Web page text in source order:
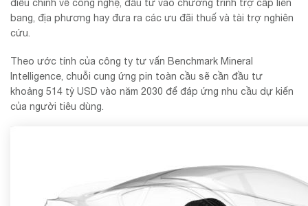
điều chỉnh về công nghệ, đầu tư vào chương trình trợ cấp liên
bang, địa phương hay đưa ra các ưu đãi thuế và tài trợ nghiên
cứu.
Theo ước tính của công ty tư vấn Benchmark Mineral
Intelligence, chuỗi cung ứng pin toàn cầu sẽ cần đầu tư
khoảng 514 tỷ USD vào năm 2030 để đáp ứng nhu cầu dự kiến
của người tiêu dùng.